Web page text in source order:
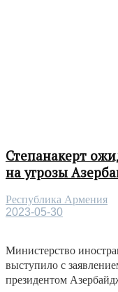
Степанакерт
на угрозы
Республика Армения
2023-05-30
Министерство
выступило с
президентом